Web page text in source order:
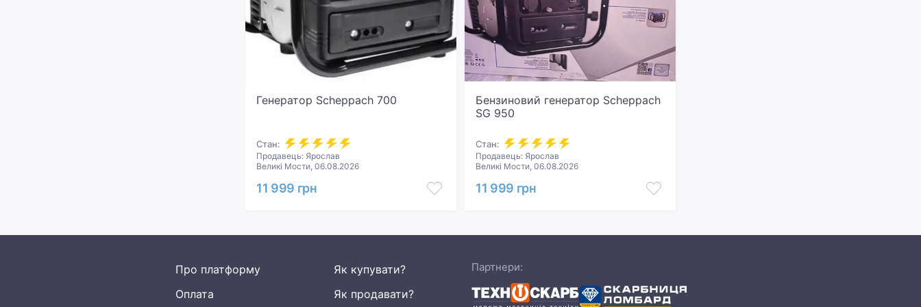
Генератор Scheppach 700
Стан:
Продавець: Ярослав
Великі Мости, 06.08.2026
11 999 грн
Бензиновий генератор Scheppach
SG 950
Стан:
Продавець: Ярослав
Великі Мости, 06.08.2026
11 999 грн
Про платформу
Оплата
Як купувати?
Як продавати?
Партнери: